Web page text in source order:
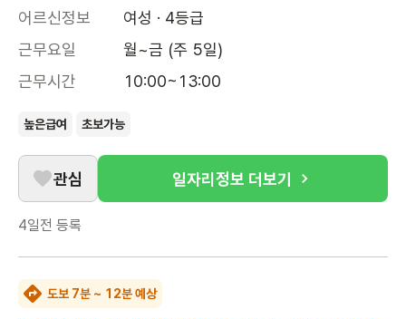
어르신정보
여성 · 4등급
근무요일
월~금 (주 5일)
근무시간
10:00~13:00
높은급여 초보가능
관심 일자리정보 더보기
4일전 등록
도보 7분 ~ 12분 예상